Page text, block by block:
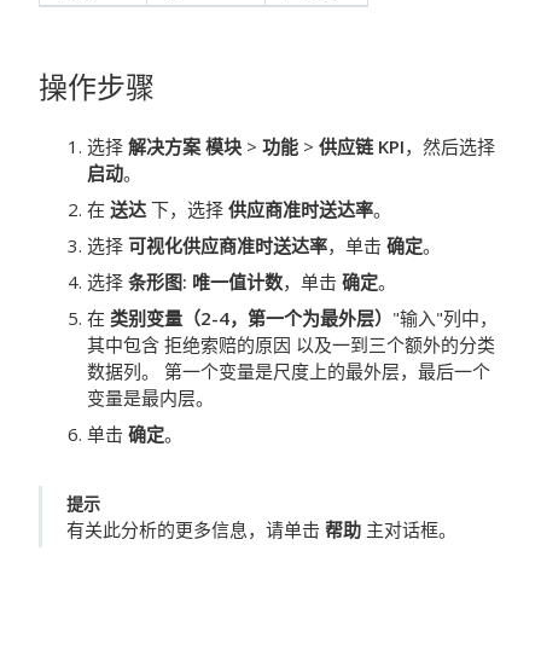
操作步骤
选择 解决方案 模块 > 功能 > 供应链 KPI，然后选择
启动。
在 送达 下，选择 供应商准时送达率。
选择 可视化供应商准时送达率，单击 确定。
选择 条形图: 唯一值计数，单击 确定。
在 类别变量（2-4，第一个为最外层） "输入"列中，
其中包含 拒绝索赔的原因 以及一到三个额外的分类
数据列。
第一个变量是尺度上的最外层，最后一个
变量是最内层。
单击 确定。
提示
有关此分析的更多信息，请单击 帮助 主对话框。